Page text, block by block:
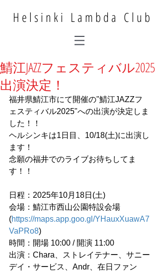
Helsinki Lambda Club
鯖江JAZZフェスティバル2025
出演決定！
福井県鯖江市にて開催の"鯖江JAZZフ
ェスティバル2025"への出演が決定しま
した！！
ヘルシンキは1日目、10/18(土)に出演し
ます！
念願の福井でのライブお待ちしてま
す！！
日程：2025年10月18日(土)
会場：鯖江市西山公園特設会場
(https://maps.app.goo.gl/YHauxXuawA7
VaPRo8)
時間：開場 10:00 / 開演 11:00
出演：Chara、ストレイテナー、サニー
デイ・サービス、Andr、在日ファン